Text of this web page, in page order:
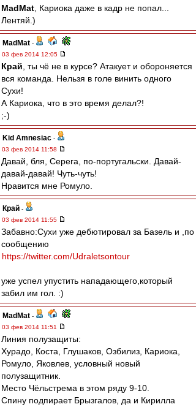
MadMat , Кариока даже в кадр не попал...
Лентяй.)
MadMat -
03 фев 2014 12:05
Край , ты чё не в курсе? Атакует и обороняется
вся команда. Нельзя в голе винить одного
Сухи!
А Кариока, что в это время делал?!
;-)
Kid Amnesiac -
03 фев 2014 11:58
Давай, бля, Серега, по-португальски. Давай-
давай-давай! Чуть-чуть!
Нравится мне Ромуло.
Край -
03 фев 2014 11:55
Забавно:Сухи уже дебютировал за Базель и ,по
сообщению
https://twitter.com/Udraletsontour
уже успел упустить нападающего,который
забил им гол. :)
MadMat -
03 фев 2014 11:51
Линия полузащиты:
Хурадо, Коста, Глушаков, Озбилиз, Кариока,
Ромуло, Яковлев, условный новый
полузащитник.
Место Чёльстрема в этом ряду 9-10.
Спину подпирает Брызгалов, да и Кирилла